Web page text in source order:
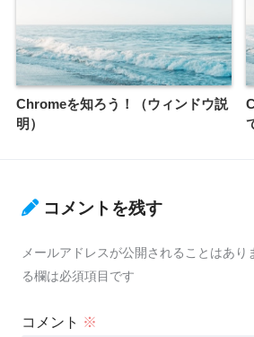
Chromeを知ろう！（ウィンドウ説
明）
コメントを残す
メールアドレスが公開されることはあり
る欄は必須項目です
コメント ※